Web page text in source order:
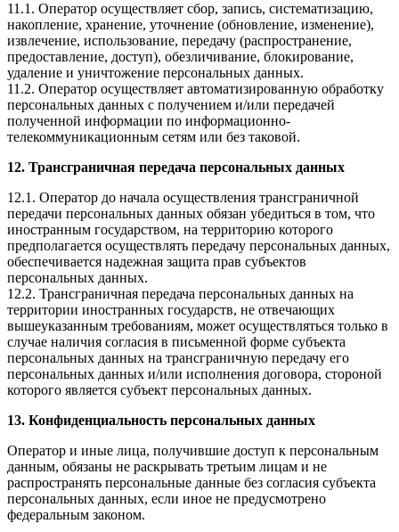
11.1. Оператор осуществляет сбор, запись, систематизацию,
накопление, хранение, уточнение (обновление, изменение),
извлечение, использование, передачу (распространение,
предоставление, доступ), обезличивание, блокирование,
удаление и уничтожение персональных данных.
11.2. Оператор осуществляет автоматизированную обработку
персональных данных с получением и/или передачей
полученной информации по информационно-
телекоммуникационным сетям или без таковой.
12. Трансграничная передача персональных данных
12.1. Оператор до начала осуществления трансграничной
передачи персональных данных обязан убедиться в том, что
иностранным государством, на территорию которого
предполагается осуществлять передачу персональных данных,
обеспечивается надежная защита прав субъектов
персональных данных.
12.2. Трансграничная передача персональных данных на
территории иностранных государств, не отвечающих
вышеуказанным требованиям, может осуществляться только в
случае наличия согласия в письменной форме субъекта
персональных данных на трансграничную передачу его
персональных данных и/или исполнения договора, стороной
которого является субъект персональных данных.
13. Конфиденциальность персональных данных
Оператор и иные лица, получившие доступ к персональным
данным, обязаны не раскрывать третьим лицам и не
распространять персональные данные без согласия субъекта
персональных данных, если иное не предусмотрено
федеральным законом.